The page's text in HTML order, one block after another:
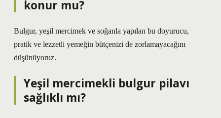
konur mu?
Bulgur, yeşil mercimek ve soğanla yapılan bu doyurucu,
pratik ve lezzetli yemeğin bütçenizi de zorlamayacağını
düşünüyoruz.
Yeşil mercimekli bulgur pilavı
sağlıklı mı?